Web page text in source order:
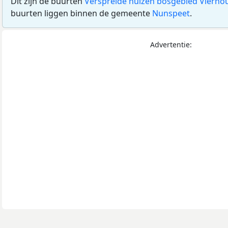
buurten liggen binnen de gemeente Nunspeet.
Advertentie: